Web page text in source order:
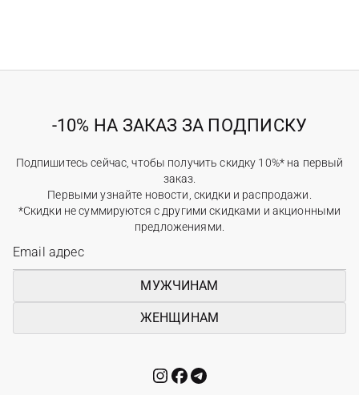
-10% НА ЗАКАЗ ЗА ПОДПИСКУ
Подпишитесь сейчас, чтобы получить скидку 10%* на первый
заказ.
Первыми узнайте новости, скидки и распродажи.
*Скидки не суммируются с другими скидками и акционными
предложениями.
МУЖЧИНАМ
ЖЕНЩИНАМ